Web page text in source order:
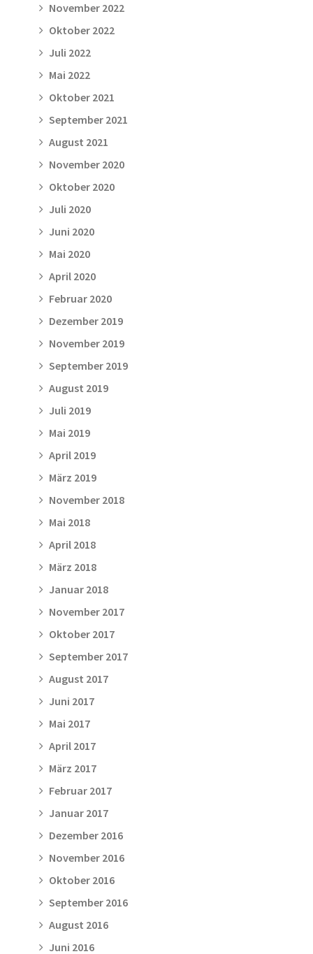
November 2022
Oktober 2022
Juli 2022
Mai 2022
Oktober 2021
September 2021
August 2021
November 2020
Oktober 2020
Juli 2020
Juni 2020
Mai 2020
April 2020
Februar 2020
Dezember 2019
November 2019
September 2019
August 2019
Juli 2019
Mai 2019
April 2019
März 2019
November 2018
Mai 2018
April 2018
März 2018
Januar 2018
November 2017
Oktober 2017
September 2017
August 2017
Juni 2017
Mai 2017
April 2017
März 2017
Februar 2017
Januar 2017
Dezember 2016
November 2016
Oktober 2016
September 2016
August 2016
Juni 2016